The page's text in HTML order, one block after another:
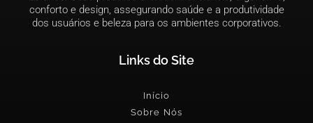
conforto e design, assegurando saúde e a produtividade
dos usuários e beleza para os ambientes corporativos.
Links do Site
Início
Sobre Nós